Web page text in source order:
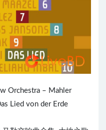
Orchestra – Mahler
Lied von der Erde